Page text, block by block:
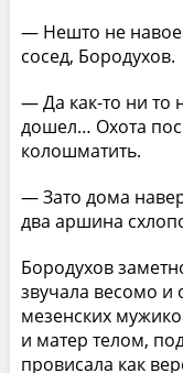
— Нешто не
сосед, Бородухов.
— Да как-то ни то
дошел… Охота
колошматить.
— Зато дома
два аршина
Бородухов
звучала весомо и
мезенских
и матер телом,
провисала как